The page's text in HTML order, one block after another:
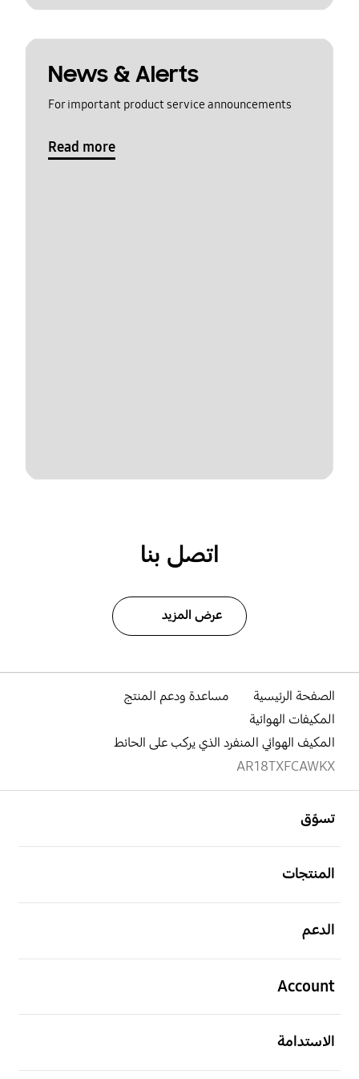
News & Alerts
For important product service announcements
Read more
اتصل بنا
عرض المزيد
الصفحة الرئيسية
مساعدة ودعم المنتج
المكيفات الهوائية
المكيف الهوائي المنفرد الذي يركب على الحائط
AR18TXFCAWKX
تسوّق
المنتجات
الدعم
Account
الاستدامة